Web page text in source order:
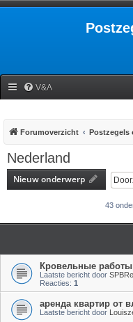
V&A
Forumoverzicht Postzegels
Nederland
Nieuw onderwerp
43
Кровельные
Laatste bericht door
Reacties: 1
аренда квартир от
Laatste bericht door